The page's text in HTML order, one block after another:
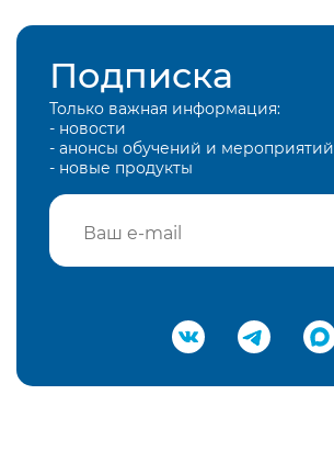
Подписка
Только важная информация:
- новости
- анонсы обучений и мероприятий
- новые продукты
Подтвердить e-mail